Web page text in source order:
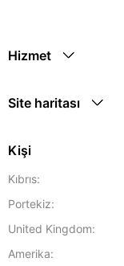
Hizmet
Site haritası
Kişi
Kıbrıs:
Portekiz:
United Kingdom:
Amerika: